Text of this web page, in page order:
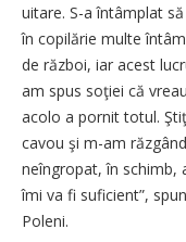
uitare. S-a întâmplat
în copilărie multe
de război, iar acest
am spus soţiei că
acolo a pornit totul.
cavou şi m-am
neîngropat, în schimb,
îmi va fi suficient”,
Poleni.